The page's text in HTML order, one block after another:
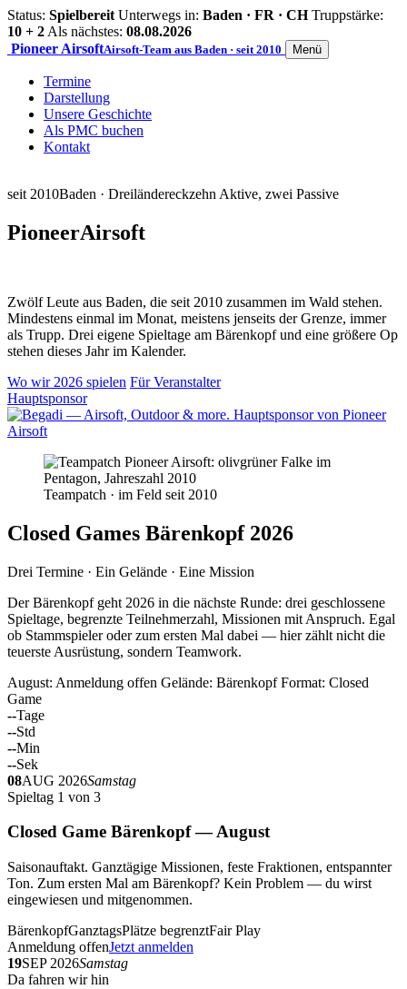
Status: Spielbereit Unterwegs in: Baden · FR · CH Truppstärke:
10 + 2 Als nächstes: 08.08.2026
Pioneer AirsoftAirsoft-Team aus Baden · seit 2010 Menü
Termine
Darstellung
Unsere Geschichte
Als PMC buchen
Kontakt
seit 2010Baden · Dreiländereckzehn Aktive, zwei Passive
PioneerAirsoft
Zwölf Leute aus Baden, die seit 2010 zusammen im Wald stehen.
Mindestens einmal im Monat, meistens jenseits der Grenze, immer
als Trupp. Drei eigene Spieltage am Bärenkopf und eine größere Op
stehen dieses Jahr im Kalender.
Wo wir 2026 spielen Für Veranstalter
Hauptsponsor
Teampatch · im Feld seit 2010
Closed Games Bärenkopf 2026
Drei Termine · Ein Gelände · Eine Mission
Der Bärenkopf geht 2026 in die nächste Runde: drei geschlossene
Spieltage, begrenzte Teilnehmerzahl, Missionen mit Anspruch. Egal
ob Stammspieler oder zum ersten Mal dabei — hier zählt nicht die
teuerste Ausrüstung, sondern Teamwork.
August: Anmeldung offen Gelände: Bärenkopf Format: Closed
Game
--Tage
--Std
--Min
--Sek
08AUG 2026Samstag
Spieltag 1 von 3
Closed Game Bärenkopf — August
Saisonauftakt. Ganztägige Missionen, feste Fraktionen, entspannter
Ton. Zum ersten Mal am Bärenkopf? Kein Problem — du wirst
eingewiesen und mitgenommen.
BärenkopfGanztagsPlätze begrenztFair Play
Anmeldung offenJetzt anmelden
19SEP 2026Samstag
Da fahren wir hin